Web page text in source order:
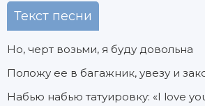
Текст песни
Но, черт возьми, я буду довольна
Положу ее в багажник, увезу и
Набью набью татуировку: «I love